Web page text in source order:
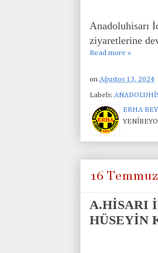
Anadoluhisarı
ziyaretlerine
Read more »
on Ağustos 13, 2024
Labels:
ERHA
16
A.HİSARI
HÜSEYİN